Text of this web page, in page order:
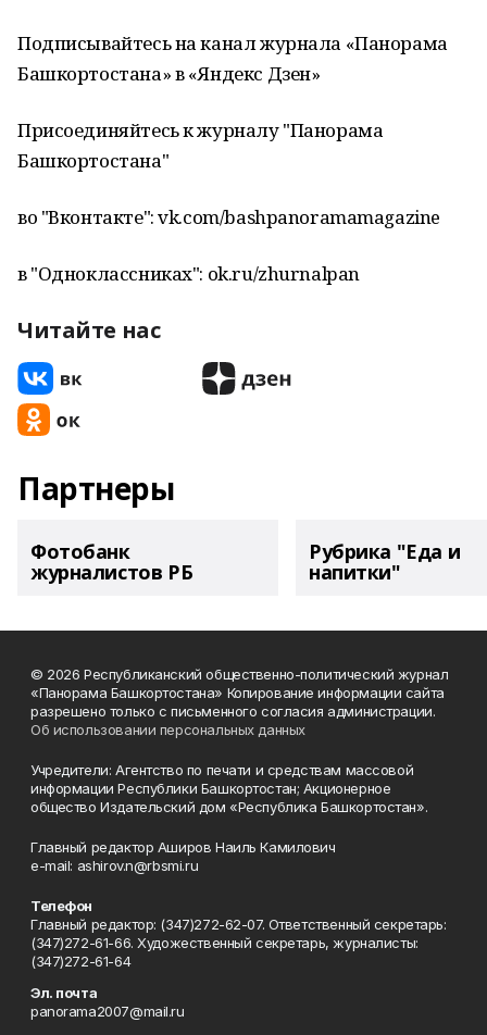
Подписывайтесь на канал журнала «Панорама
Башкортостана» в «Яндекс Дзен»
Присоединяйтесь к журналу "Панорама
Башкортостана"
во "Вконтакте": vk.com/bashpanoramamagazine
в "Одноклассниках": ok.ru/zhurnalpan
Читайте нас
Партнеры
Фотобанк
журналистов РБ
Рубрика "Еда и
напитки"
© 2026 Республиканский общественно-политический журнал
«Панорама Башкортостана» Копирование информации сайта
разрешено только с письменного согласия администрации.
Об использовании персональных данных
Учредители: Агентство по печати и средствам массовой
информации Республики Башкортостан; Акционерное
общество Издательский дом «Республика Башкортостан».
Главный редактор Аширов Наиль Камилович
e-mail: ashirov.n@rbsmi.ru
Телефон
Главный редактор: (347)272-62-07. Ответственный секретарь:
(347)272-61-66. Художественный секретарь, журналисты:
(347)272-61-64
Эл. почта
panorama2007@mail.ru